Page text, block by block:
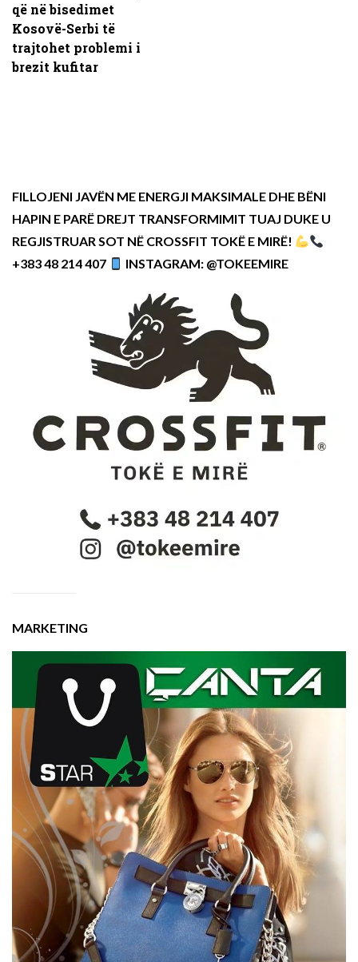
që në bisedimet
Kosovë-Serbi të
trajtohet problemi i
brezit kufitar
FILLOJENI JAVËN ME ENERGJI MAKSIMALE DHE BËNI
HAPIN E PARË DREJT TRANSFORMIMIT TUAJ DUKE U
REGJISTRUAR SOT NË CROSSFIT TOKË E MIRË!
+383 48 214 407
INSTAGRAM: @TOKEEMIRE
MARKETING